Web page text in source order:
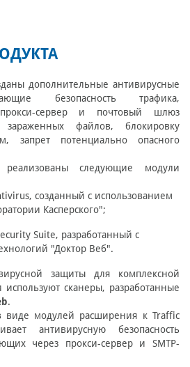
дополнительные антивирусные
безопасность трафика,
сервер и почтовый шлюз
файлов, блокировку
запрет потенциально опасного
следующие модули
созданный с использованием
Касперского";
Suite, разработанный с
"Доктор Веб".
защиты для комплексной
сканеры, разработанные
.
модулей расширения к Traffic
антивирусную безопасность
через прокси-сервер и SMTP-